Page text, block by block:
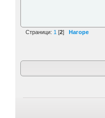
Страници: 1 [2] Нагоре